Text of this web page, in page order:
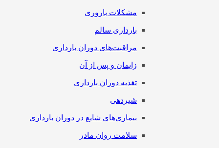
مشکلات باروری
بارداری سالم
مراقبت‌های دوران بارداری
زایمان و پس از آن
تغذیه دوران بارداری
شیردهی
بیماری‌های شایع در دوران بارداری
سلامت روان مادر